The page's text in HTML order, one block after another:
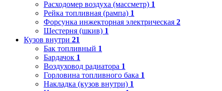
Расходомер воздуха (массметр) 1
Рейка топливная (рампа) 1
Форсунка инжекторная электрическая 2
Шестерня (шкив) 1
Кузов внутри 21
Бак топливный 1
Бардачок 1
Воздуховод радиатора 1
Горловина топливного бака 1
Накладка (кузов внутри) 1